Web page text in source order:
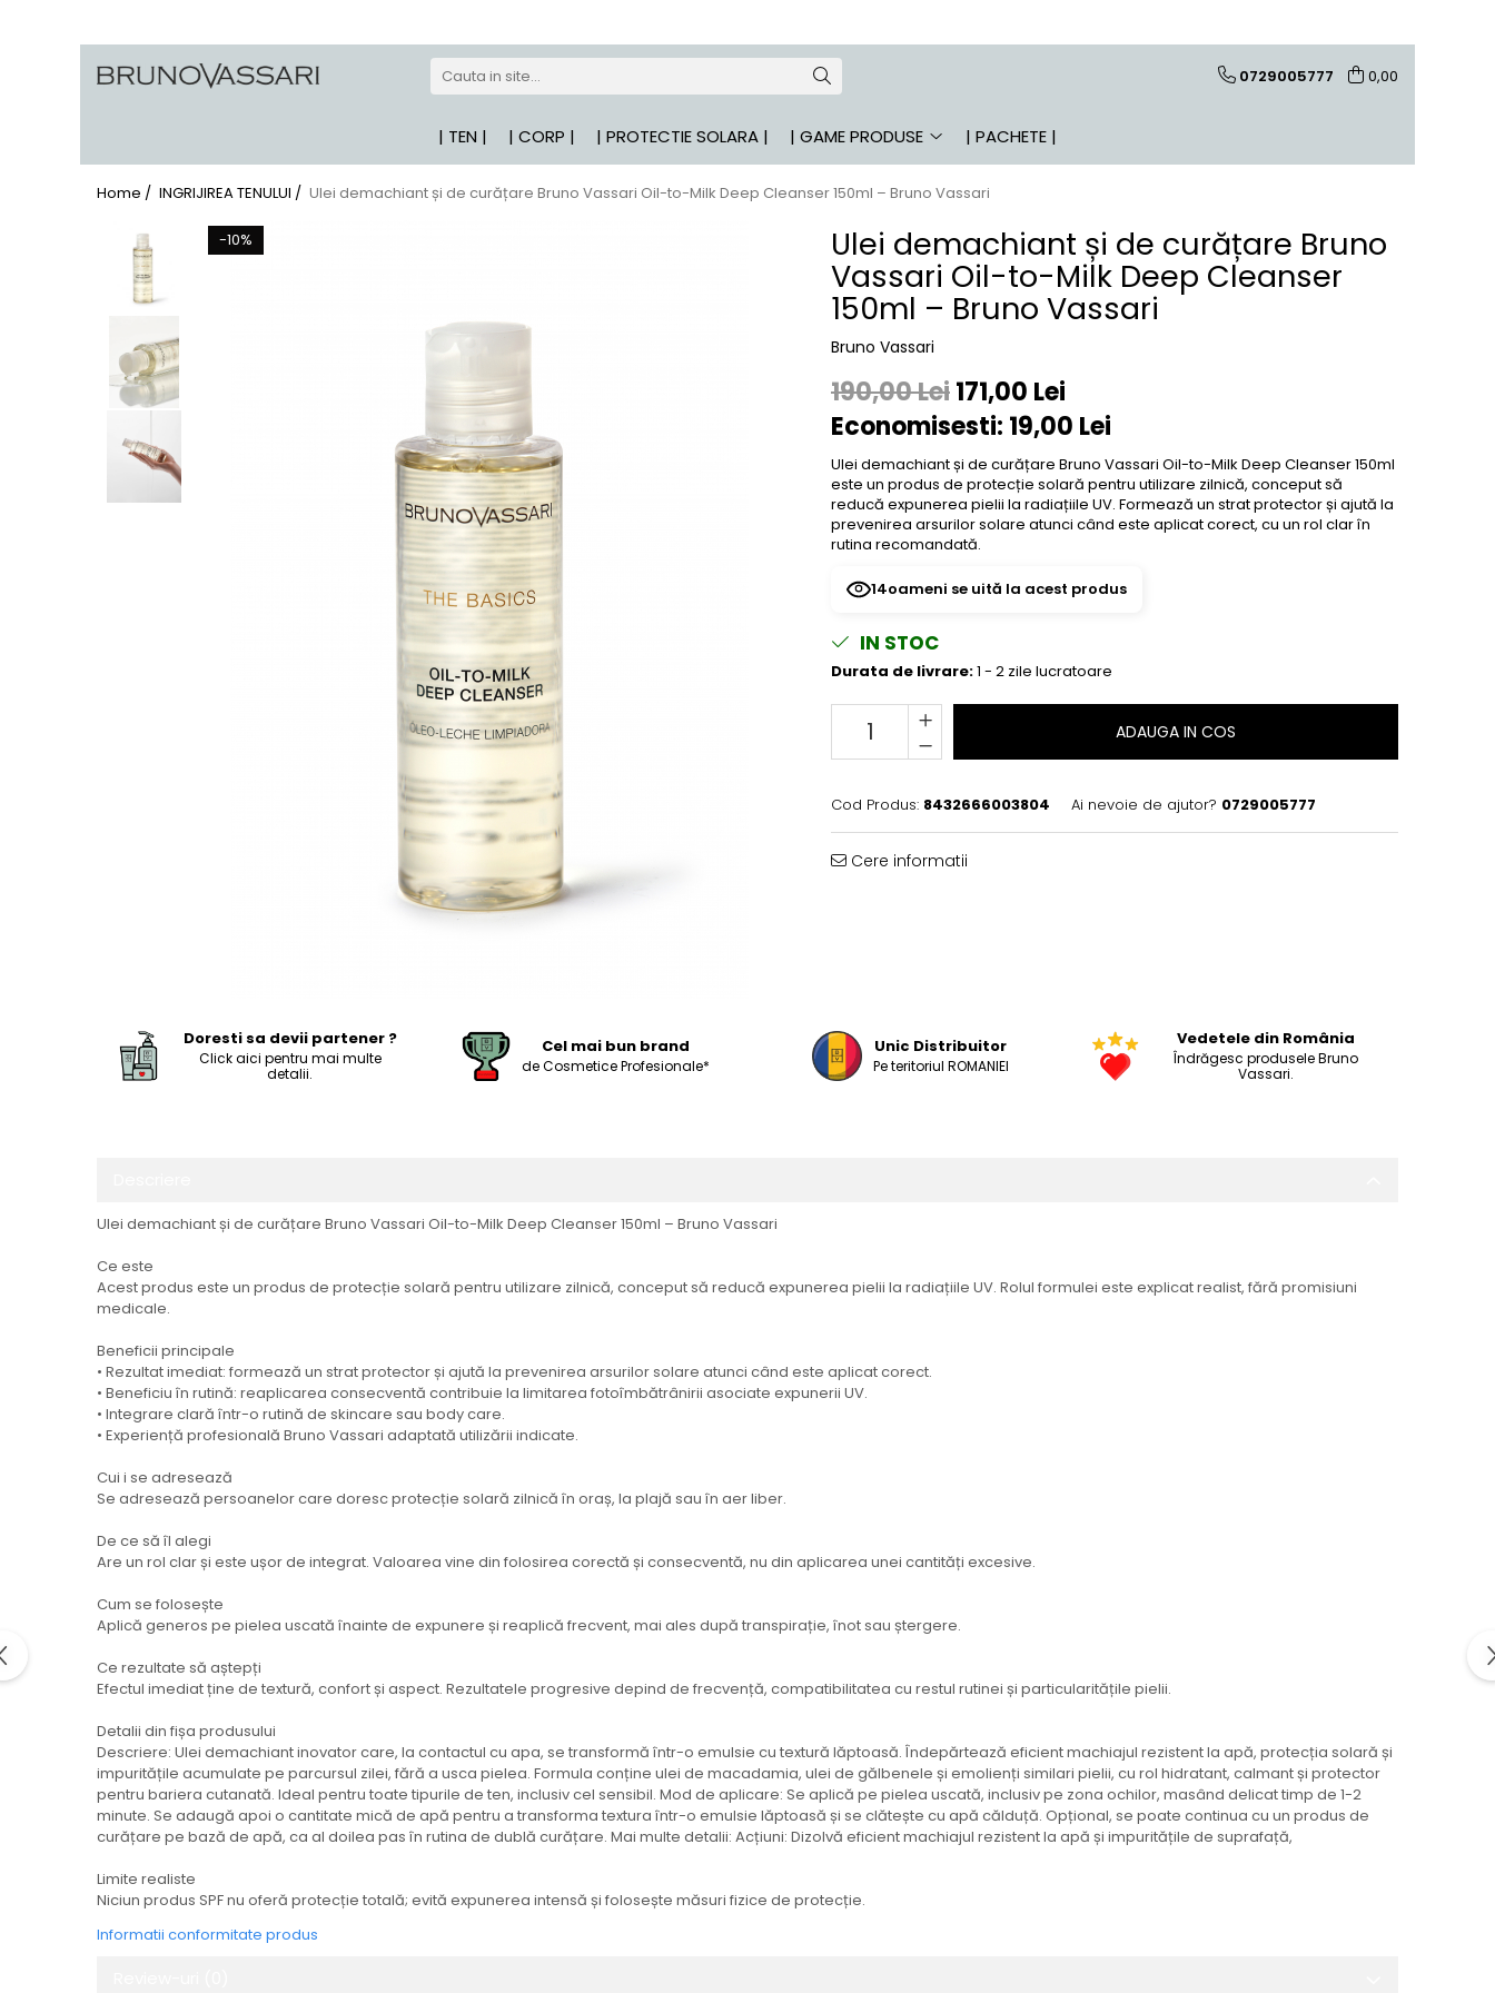
| GAME PRODUSE
Pure Solutions - Ten Acneic
Bioceuticals - Ten Matur
Lab Radiance - Stralucire
Skin Comfort - Ten Sensibil
The Basics - Rutina Simpla
Sun Defense - Protectie Solara
Aqua Genomics - Hidratare
0729005777 0,00
| TEN | | CORP | | PROTECTIE SOLARA | | GAME PRODUSE | PACHETE |
Home / INGRIJIREA TENULUI / Ulei demachiant și de curățare Bruno Vassari Oil-to-Milk Deep Cleanser 150ml – Bruno Vassari
Ulei demachiant și de curățare Bruno
Vassari Oil-to-Milk Deep Cleanser
150ml – Bruno Vassari
Bruno Vassari
-10%
190,00 Lei171,00 Lei
Economisesti: 19,00 Lei
Ulei demachiant și de curățare Bruno Vassari Oil-to-Milk Deep Cleanser 150ml
este un produs de protecție solară pentru utilizare zilnică, conceput să
reducă expunerea pielii la radiațiile UV. Formează un strat protector și ajută la
prevenirea arsurilor solare atunci când este aplicat corect, cu un rol clar în
rutina recomandată.
14oameni se uită la acest produs
IN STOC
Durata de livrare:1 - 2 zile lucratoare
ADAUGA IN COS
Cod Produs: 8432666003804 Ai nevoie de ajutor? 0729005777
Cere informatii
Doresti sa devii partener ?
Click aici pentru mai multe
detalii.
Cel mai bun brand
de Cosmetice Profesionale*
Unic Distribuitor
Pe teritoriul ROMANIEI
Vedetele din România
Îndrăgesc produsele Bruno
Vassari.
Ulei demachiant și de curățare Bruno Vassari Oil-to-Milk Deep Cleanser 150ml – Bruno Vassari
Ce este
Acest produs este un produs de protecție solară pentru utilizare zilnică, conceput să reducă expunerea pielii la radiațiile UV. Rolul formulei este explicat realist, fără promisiuni
medicale.
Beneficii principale
• Rezultat imediat: formează un strat protector și ajută la prevenirea arsurilor solare atunci când este aplicat corect.
• Beneficiu în rutină: reaplicarea consecventă contribuie la limitarea fotoîmbătrânirii asociate expunerii UV.
• Integrare clară într-o rutină de skincare sau body care.
• Experiență profesională Bruno Vassari adaptată utilizării indicate.
Cui i se adresează
Se adresează persoanelor care doresc protecție solară zilnică în oraș, la plajă sau în aer liber.
De ce să îl alegi
Are un rol clar și este ușor de integrat. Valoarea vine din folosirea corectă și consecventă, nu din aplicarea unei cantități excesive.
Cum se folosește
Aplică generos pe pielea uscată înainte de expunere și reaplică frecvent, mai ales după transpirație, înot sau ștergere.
Ce rezultate să aștepți
Efectul imediat ține de textură, confort și aspect. Rezultatele progresive depind de frecvență, compatibilitatea cu restul rutinei și particularitățile pielii.
Detalii din fișa produsului
Descriere: Ulei demachiant inovator care, la contactul cu apa, se transformă într-o emulsie cu textură lăptoasă. Îndepărtează eficient machiajul rezistent la apă, protecția solară și
impuritățile acumulate pe parcursul zilei, fără a usca pielea. Formula conține ulei de macadamia, ulei de gălbenele și emolienți similari pielii, cu rol hidratant, calmant și protector
pentru bariera cutanată. Ideal pentru toate tipurile de ten, inclusiv cel sensibil. Mod de aplicare: Se aplică pe pielea uscată, inclusiv pe zona ochilor, masând delicat timp de 1-2
minute. Se adaugă apoi o cantitate mică de apă pentru a transforma textura într-o emulsie lăptoasă și se clătește cu apă călduță. Opțional, se poate continua cu un produs de
curățare pe bază de apă, ca al doilea pas în rutina de dublă curățare. Mai multe detalii: Acțiuni: Dizolvă eficient machiajul rezistent la apă și impuritățile de suprafață,
Limite realiste
Niciun produs SPF nu oferă protecție totală; evită expunerea intensă și folosește măsuri fizice de protecție.
Informatii conformitate produs